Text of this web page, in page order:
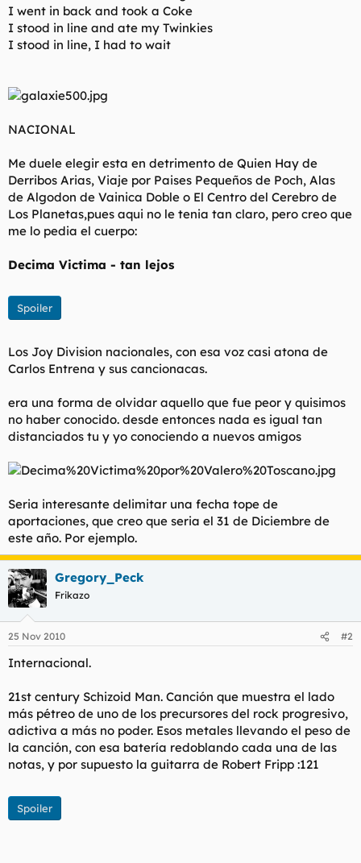
I went in back and took a Coke
I stood in line and ate my Twinkies
I stood in line, I had to wait
NACIONAL
Me duele elegir esta en detrimento de Quien Hay de
Derribos Arias, Viaje por Paises Pequeños de Poch, Alas
de Algodon de Vainica Doble o El Centro del Cerebro de
Los Planetas,pues aqui no le tenia tan claro, pero creo que
me lo pedia el cuerpo:
Decima Victima - tan lejos
Spoiler
Los Joy Division nacionales, con esa voz casi atona de
Carlos Entrena y sus cancionacas.
era una forma de olvidar aquello que fue peor y quisimos
no haber conocido. desde entonces nada es igual tan
distanciados tu y yo conociendo a nuevos amigos
Seria interesante delimitar una fecha tope de
aportaciones, que creo que seria el 31 de Diciembre de
este año. Por ejemplo.
Gregory_Peck
Frikazo
25 Nov 2010 #2
Internacional.
21st century Schizoid Man. Canción que muestra el lado
más pétreo de uno de los precursores del rock progresivo,
adictiva a más no poder. Esos metales llevando el peso de
la canción, con esa batería redoblando cada una de las
notas, y por supuesto la guitarra de Robert Fripp :121
Spoiler